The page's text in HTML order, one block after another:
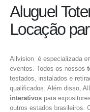
Aluguel
Locação
Allvision é especializada
eventos. Todos os nossos
testados, instalados e
qualificados. Além disso,
interativos para
outros estados brasileiros.